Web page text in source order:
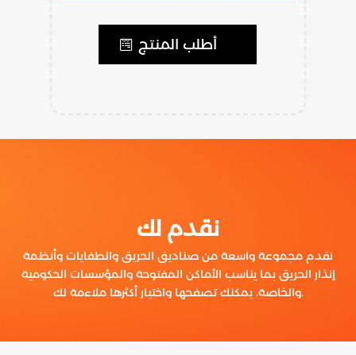
أطلب المنتج
نقدم لك
نقدم مجموعة واسعة من صناديق الحريق والطفايات وأنظمة
إنذار الحريق بما يناسب الأماكن المفتوحة والمؤسسات الحكومية
والخاصة، يمكنك تصفحها واختيار أكثرها ملاءمة لك.